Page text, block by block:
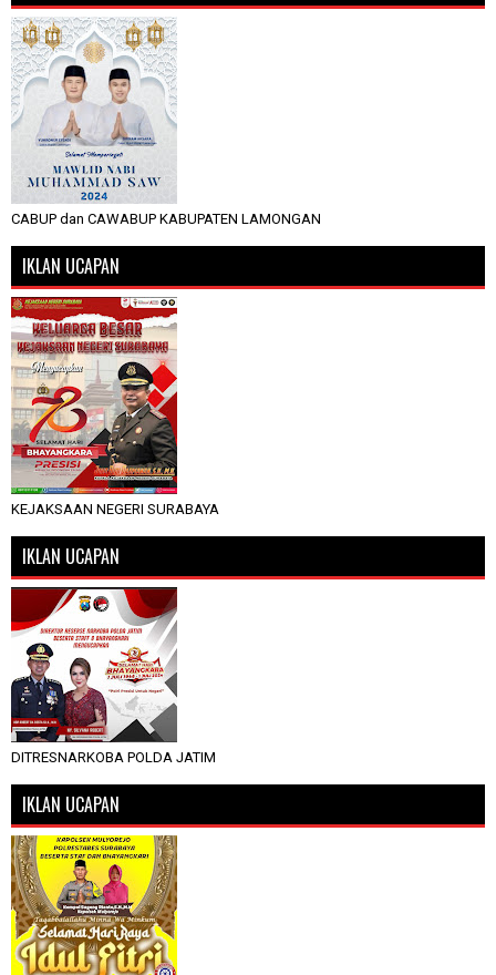
CABUP dan CAWABUP KABUPATEN LAMONGAN
IKLAN UCAPAN
KEJAKSAAN NEGERI SURABAYA
IKLAN UCAPAN
DITRESNARKOBA POLDA JATIM
IKLAN UCAPAN